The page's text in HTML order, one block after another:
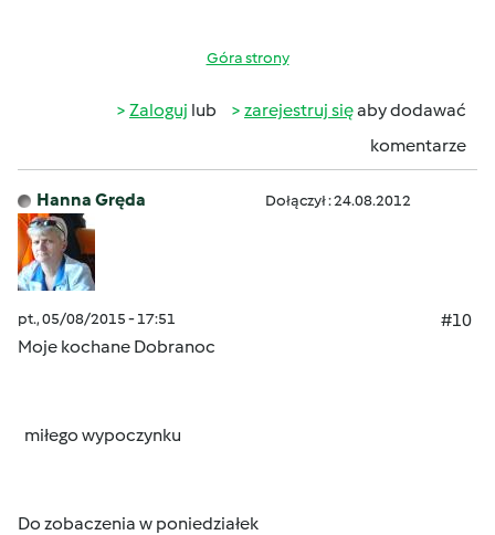
Góra strony
Zaloguj lub zarejestruj sięaby dodawać
komentarze
Hanna Gręda Dołączył : 24.08.2012
pt., 05/08/2015 - 17:51
#10
Moje kochane Dobranoc
miłego wypoczynku
Do zobaczenia w poniedziałek